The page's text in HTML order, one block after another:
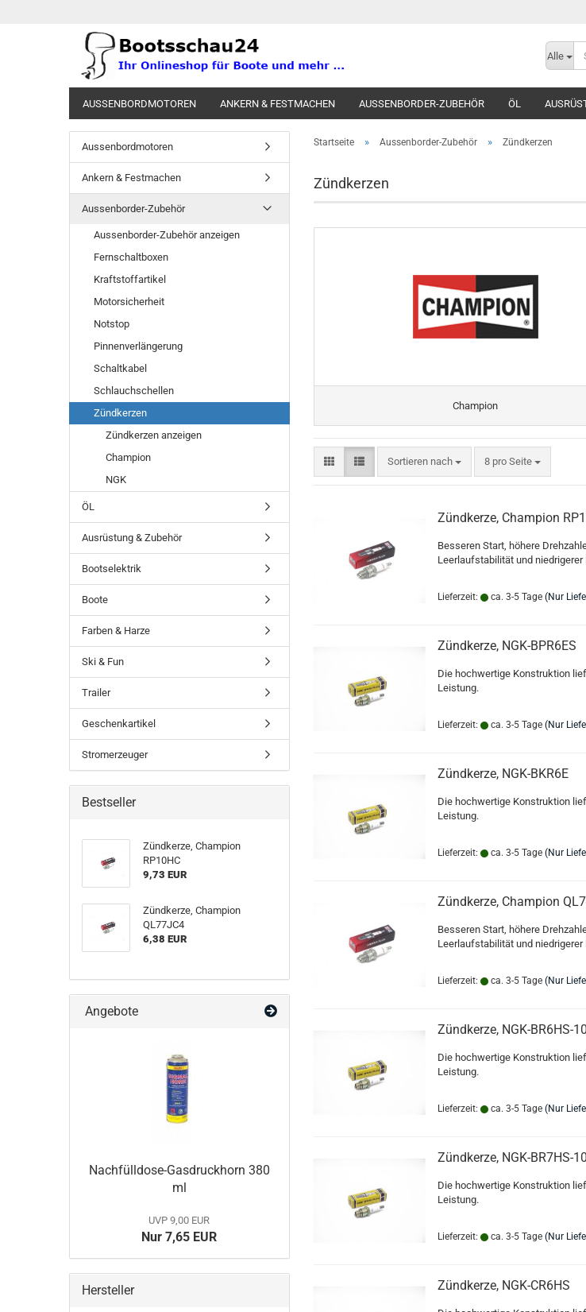
Alle
AUSSENBORDMOTOREN ANKERN & FESTMACHEN AUSSENBORDER-ZUBEHÖR ÖL
SKI & FUN TRAILER GESCHENKARTIKEL STROMERZEUGER
Startseite » Aussenborder-Zubehör » Zündkerzen
Zündkerzen
Champion
Sortieren nach
Sortieren nach 8 pro Seite
pro Seite
Zündkerze, Champion
Besseren Start, höhere
Leerlaufstabilität und
Lieferzeit: ca. 3-5 Tage (Nur
Zündkerze, NGK-BPR6ES
Die hochwertige Konstruktion
Leistung.
Lieferzeit: ca. 3-5 Tage (Nur
Zündkerze, NGK-BKR6E
Die hochwertige Konstruktion
Leistung.
Lieferzeit: ca. 3-5 Tage (Nur
Zündkerze, Champion
Besseren Start, höhere
Leerlaufstabilität und
Lieferzeit: ca. 3-5 Tage (Nur
Zündkerze, NGK-BR6HS-10
Die hochwertige Konstruktion
Leistung.
Lieferzeit: ca. 3-5 Tage (Nur
Zündkerze, NGK-BR7HS-10
Die hochwertige Konstruktion
Leistung.
Lieferzeit: ca. 3-5 Tage (Nur
Zündkerze, NGK-CR6HS
Aussenbordmotoren
Ankern & Festmachen
Aussenborder-Zubehör
Aussenborder-Zubehör anzeigen
Fernschaltboxen
Kraftstoffartikel
Motorsicherheit
Notstop
Pinnenverlängerung
Schaltkabel
Schlauchschellen
Zündkerzen
Zündkerzen anzeigen
Champion
NGK
ÖL
Ausrüstung & Zubehör
Bootselektrik
Boote
Farben & Harze
Ski & Fun
Trailer
Geschenkartikel
Stromerzeuger
Bestseller
Zündkerze, Champion
RP10HC
9,73 EUR
Zündkerze, Champion
QL77JC4
6,38 EUR
Angebote
Nachfülldose-Gasdruckhorn 380
ml
UVP 9,00 EUR
Nur 7,65 EUR
Hersteller